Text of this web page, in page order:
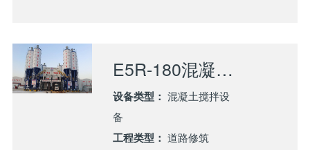
E5R-180混凝土搅拌站应用兰张高铁建设
设备类型： 混凝土搅拌设
备
工程类型： 道路修筑